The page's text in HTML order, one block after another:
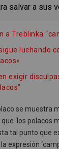
salvar a sus
a Treblinka
luchando
exigir
se muestra
‘los polacos
tal punto que
expresión